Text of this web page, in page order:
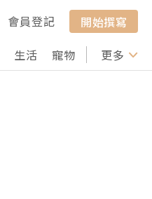
會員登記
開始撰寫
生活 寵物 行山 打卡
更多